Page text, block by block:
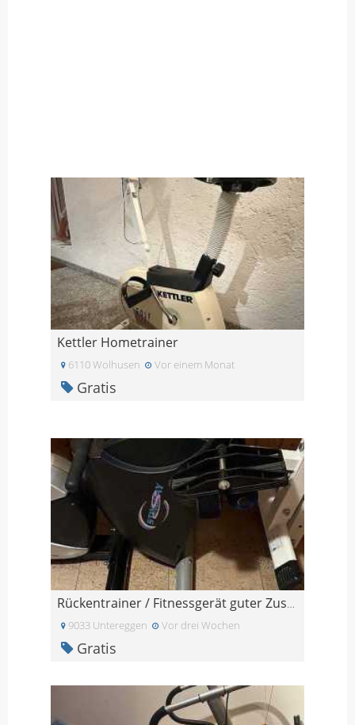
Kettler Hometrainer
6110 Wolhusen Vor einem Monat
Gratis
Rückentrainer / Fitnessgerät guter Zustand
9033 Untereggen Vor drei Wochen
Gratis